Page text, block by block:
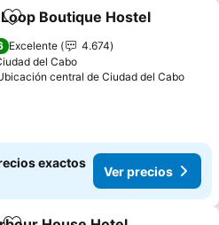
Agregar a favoritos
Boutique Hostel
Excelente
4.674
del Cabo
central de Ciudad del CaboVer
exactos
Ver precios